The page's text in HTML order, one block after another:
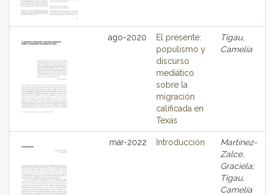
ago-2020
El presente:
populismo y
discurso
mediático
sobre la
migración
calificada en
Texas
Tigau,
Camelia
mar-2022 Introducción
Martínez-
Zalce,
Graciela;
Tigau,
Camelia